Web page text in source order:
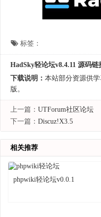
标签：
HadSky轻论坛v8.4.11 源码链
下载说明： 本站部分资源供
版。
上一篇： UTForum社区论坛
下一篇： Discuz!X3.5
相关推荐
phpwiki轻论坛v0.0.1